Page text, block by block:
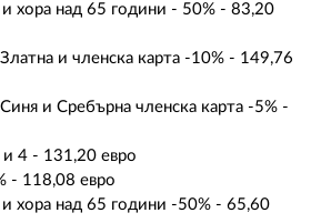
хора над 65 години - 50% - 83,20
и членска карта -10% - 149,76
и Сребърна членска карта -5% -
4 - 131,20 евро
- 118,08 евро
хора над 65 години -50% - 65,60